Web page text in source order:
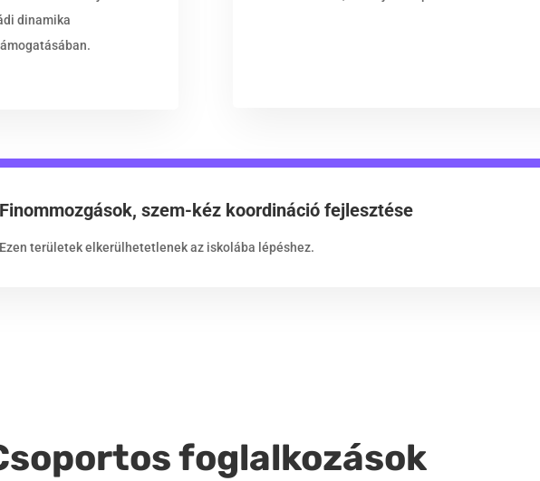
dinamika
Finommozgások, szem-kéz koordináció fejlesztése
Ezen területek elkerülhetetlenek az iskolába lépéshez.
foglalkozások